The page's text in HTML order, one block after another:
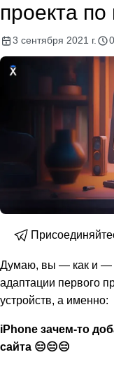
проекта по
3 сентября 2021 г.
Думаю, вы — как и —
адаптации первого
устройств, а именно:
iPhone зачем-то
сайта 😑😑😑